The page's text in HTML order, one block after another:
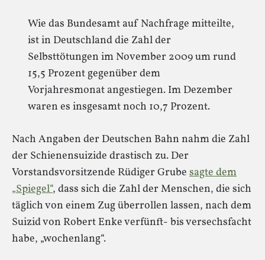
Wie das Bundesamt auf Nachfrage mitteilte,
ist in Deutschland die Zahl der
Selbsttötungen im November 2009 um rund
15,5 Prozent gegenüber dem
Vorjahresmonat angestiegen. Im Dezember
waren es insgesamt noch 10,7 Prozent.
Nach Angaben der Deutschen Bahn nahm die Zahl
der Schienensuizide drastisch zu. Der
Vorstandsvorsitzende Rüdiger Grube sagte dem
„Spiegel“, dass sich die Zahl der Menschen, die sich
täglich von einem Zug überrollen lassen, nach dem
Suizid von Robert Enke verfünft- bis versechsfacht
habe, „wochenlang“.